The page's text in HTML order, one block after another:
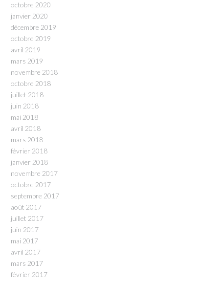
octobre 2020
janvier 2020
décembre 2019
octobre 2019
avril 2019
mars 2019
novembre 2018
octobre 2018
juillet 2018
juin 2018
mai 2018
avril 2018
mars 2018
février 2018
janvier 2018
novembre 2017
octobre 2017
septembre 2017
août 2017
juillet 2017
juin 2017
mai 2017
avril 2017
mars 2017
février 2017